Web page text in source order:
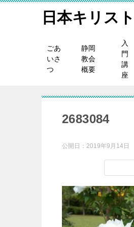
日本キリス
ごあ
いさ
つ
静岡
教会
概要
入
門
講
座
2683084
公開日： 2019年9月14日